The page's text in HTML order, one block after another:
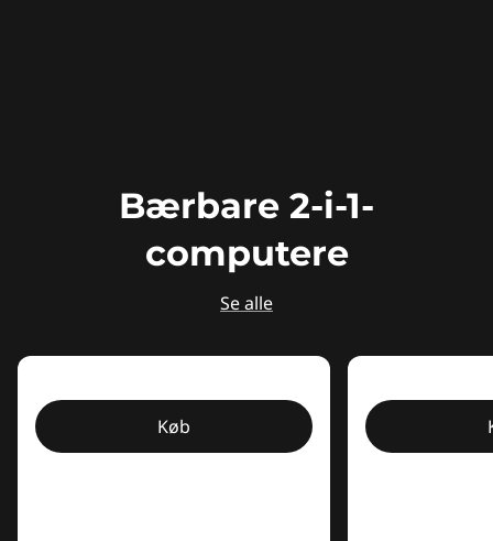
Bærbare 2-i-1-
computere
Se alle
Køb